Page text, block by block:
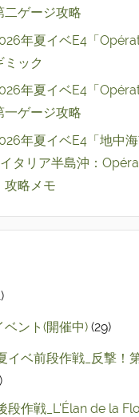
二ゲージ攻略
年夏イベE4「
ミック
年夏イベE4「
一ゲージ攻略
年夏イベE4「地中
タリア半島沖：
攻略メモ
ベント(開催中) (29)
イベ前段作戦_反撃！
段作戦_L'Élan de la